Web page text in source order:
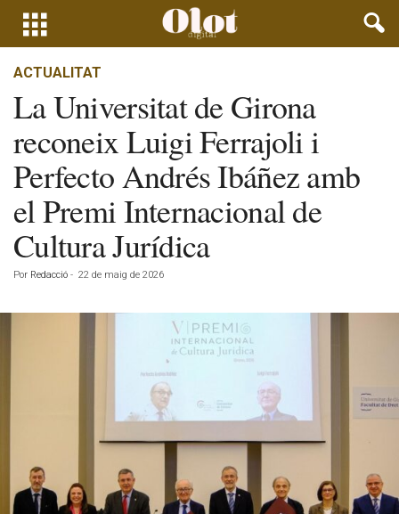
ACTUALITAT
La Universitat de Girona
reconeix Luigi Ferrajoli i
Perfecto Andrés Ibáñez amb
el Premi Internacional de
Cultura Jurídica
Por Redacció - 22 de maig de 2026